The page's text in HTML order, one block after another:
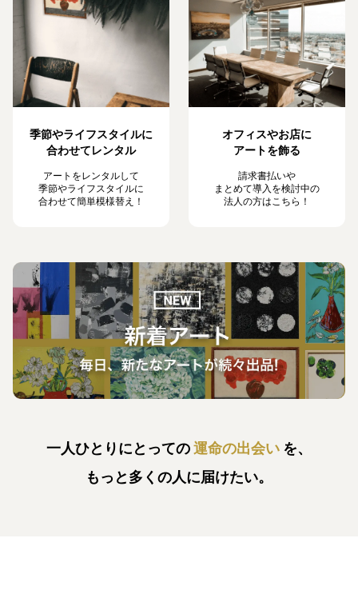
季節やライフスタイルに
合わせてレンタル
アートをレンタルして
季節やライフスタイルに
合わせて簡単模様替え！
オフィスやお店に
アートを飾る
請求書払いや
まとめて導入を検討中の
法人の方はこちら！
一人ひとりにとっての運命の出会い を、
もっと多くの人に届けたい。